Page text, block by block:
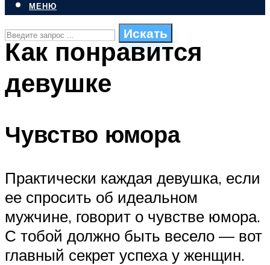
Искать
СТИЛИ ПЛАВАНЬЯ
ПЛАВАНЬЕ ДЛЯ ДЕТЕЙ
ОЧИСТКА БАССЕЙНОВ
МЕНЮ
МЕНЮ
Как понравится
девушке
Чувство юмора
Практически каждая девушка, если
ее спросить об идеальном
мужчине, говорит о чувстве юмора.
С тобой должно быть весело — вот
главный секрет успеха у женщин.